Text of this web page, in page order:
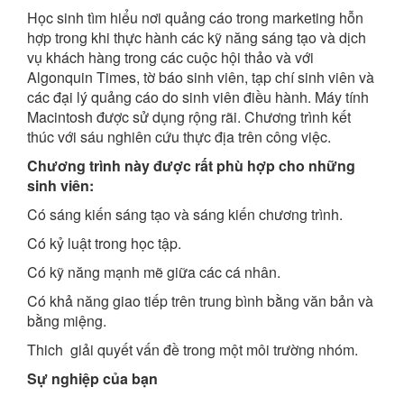
Học sinh tìm hiểu nơi quảng cáo trong marketing hỗn
hợp trong khi thực hành các kỹ năng sáng tạo và dịch
vụ khách hàng trong các cuộc hội thảo và với
Algonquin Times, tờ báo sinh viên, tạp chí sinh viên và
các đại lý quảng cáo do sinh viên điều hành. Máy tính
Macintosh được sử dụng rộng rãi. Chương trình kết
thúc với sáu nghiên cứu thực địa trên công việc.
Chương trình này được rất phù hợp cho những
sinh viên:
Có sáng kiến ​​sáng tạo và sáng kiến chương trình.
Có kỷ luật trong học tập.
Có kỹ năng mạnh mẽ giữa các cá nhân.
Có khả năng giao tiếp trên trung bình bằng văn bản và
bằng miệng.
Thich giải quyết vấn đề trong một môi trường nhóm.
Sự nghiệp của bạn